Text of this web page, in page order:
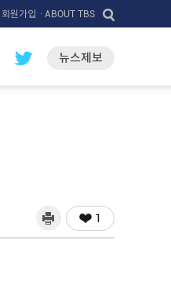
회원가입 · ABOUT TBS
뉴스제보
1